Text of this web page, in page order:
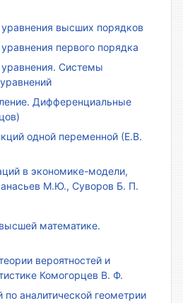
высших порядков
первого порядка
Системы
Дифференциальные
одной переменной (Е.В.
в экономике-модели,
М.Ю., Суворов Б. П.
математике.
вероятностей и
Комогорцев В. Ф.
по аналитической геометрии